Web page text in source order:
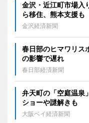
金沢・近江町市場
ら移住、熊本支援も
金沢経済新聞
春日部のヒマワリ
の影響で遅れ
春日部経済新聞
弁天町の「空庭温
ショーや謎解きも
大阪ベイ経済新聞